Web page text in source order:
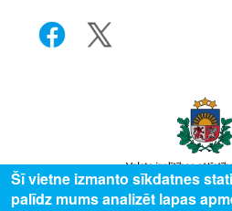
Šī vietne izmanto sīkdatnes
palīdz mums analizēt lapas